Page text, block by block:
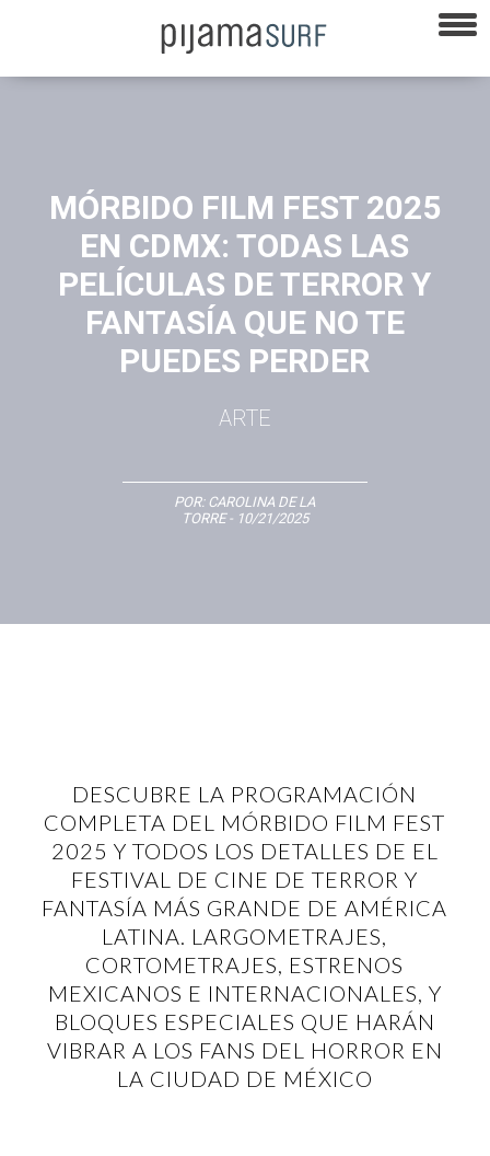
MÓRBIDO FILM FEST 2025
EN CDMX: TODAS LAS
PELÍCULAS DE TERROR Y
FANTASÍA QUE NO TE
PUEDES PERDER
ARTE
POR: CAROLINA DE LA
TORRE- 10/21/2025
DESCUBRE LA PROGRAMACIÓN
COMPLETA DEL MÓRBIDO FILM FEST
2025 Y TODOS LOS DETALLES DE EL
FESTIVAL DE CINE DE TERROR Y
FANTASÍA MÁS GRANDE DE AMÉRICA
LATINA. LARGOMETRAJES,
CORTOMETRAJES, ESTRENOS
MEXICANOS E INTERNACIONALES, Y
BLOQUES ESPECIALES QUE HARÁN
VIBRAR A LOS FANS DEL HORROR EN
LA CIUDAD DE MÉXICO